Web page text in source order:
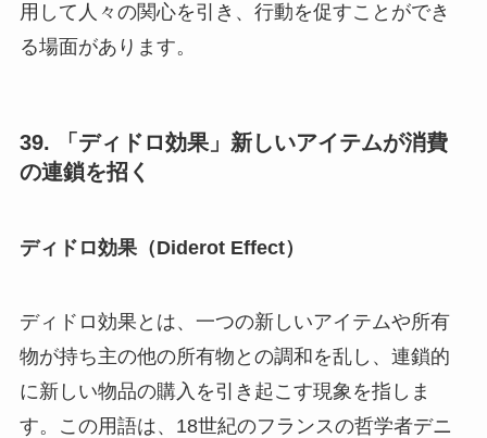
用して人々の関心を引き、行動を促すことができ
る場面があります。
39. 「ディドロ効果」新しいアイテムが消費
の連鎖を招く
ディドロ効果（Diderot Effect）
ディドロ効果とは、一つの新しいアイテムや所有
物が持ち主の他の所有物との調和を乱し、連鎖的
に新しい物品の購入を引き起こす現象を指しま
す。この用語は、18世紀のフランスの哲学者デニ